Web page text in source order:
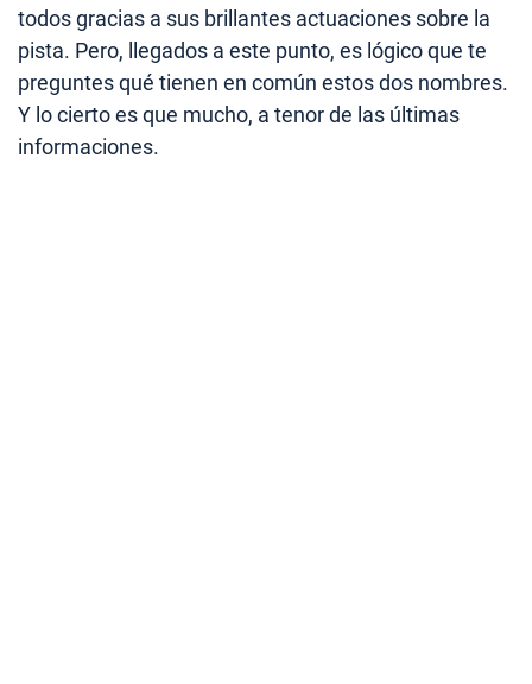
todos gracias a sus brillantes actuaciones sobre la
pista. Pero, llegados a este punto, es lógico que te
preguntes qué tienen en común estos dos nombres.
Y lo cierto es que mucho, a tenor de las últimas
informaciones.